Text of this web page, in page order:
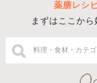
薬膳レシ
まずはここから